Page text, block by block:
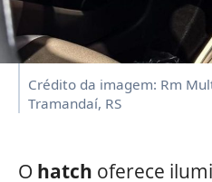
Crédito da imagem: Rm
Tramandaí, RS
O hatch oferece